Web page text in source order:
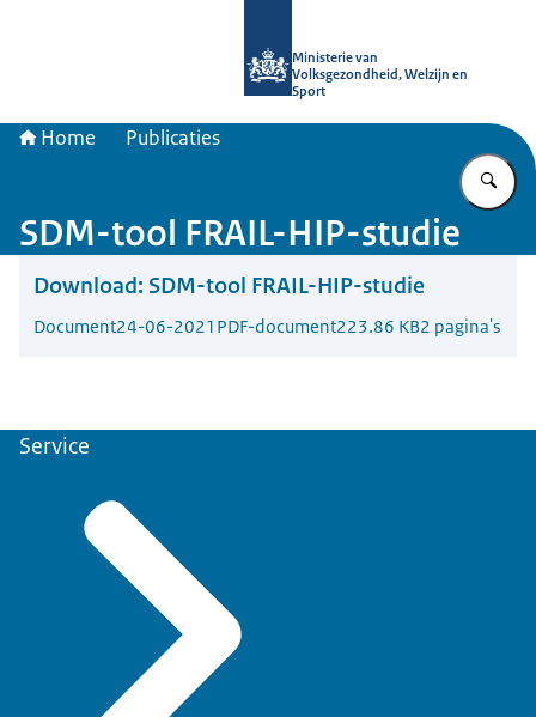
Ministerie van
Volksgezondheid, Welzijn en
Sport
Home Publicaties
SDM-tool FRAIL-HIP-studie
Download: SDM-tool FRAIL-HIP-studie
Document24-06-2021 PDF-document223.86 KB2 pagina's
Service